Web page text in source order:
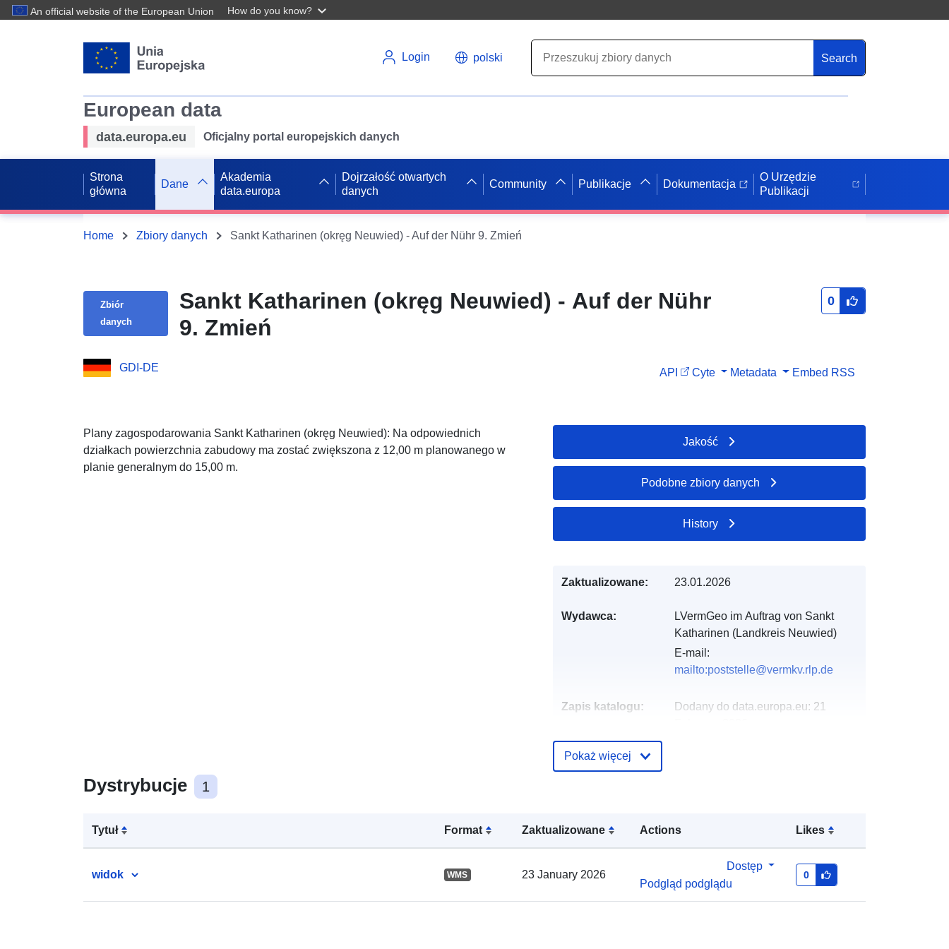
An official website of the European Union How do you know?
Login polski Search
European data
data.europa.eu Oficjalny portal europejskich danych
Strona
główna
Dane
Akademia
data.europa
Dojrzałość otwartych
danych
Community Publikacje Dokumentacja
O Urzędzie
Publikacji
Home Zbiory danych Sankt Katharinen (okręg Neuwied) - Auf der Nühr 9. Zmień
Zbiór
danych
Sankt Katharinen (okręg Neuwied) - Auf der Nühr
9. Zmień
0
GDI-DE API Cyte Metadata Embed RSS
Plany zagospodarowania Sankt Katharinen (okręg Neuwied): Na odpowiednich
działkach powierzchnia zabudowy ma zostać zwiększona z 12,00 m planowanego w
planie generalnym do 15,00 m.
Dystrybucje 1
Tytuł Format Zaktualizowane Actions Likes
widok WMS 23 January 2026
Dostęp
Podgląd podglądu
0
Jakość
Podobne zbiory danych
History
Zaktualizowane: 23.01.2026
Wydawca:
LVermGeo im Auftrag von Sankt
Katharinen (Landkreis Neuwied)
E-mail:
mailto:poststelle@vermkv.rlp.de
Zapis katalogu: Dodany do data.europa.eu: 21
50.5935 ], [ 7.34694, 50.5935 ], [
7.34694, 50.594 ] ]
Polygon
uriRef:
http://data.europa.eu/88u/dataset/ff5
Pokaż więcej